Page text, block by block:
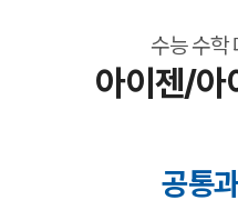
수능 수학
아이젠/
공통